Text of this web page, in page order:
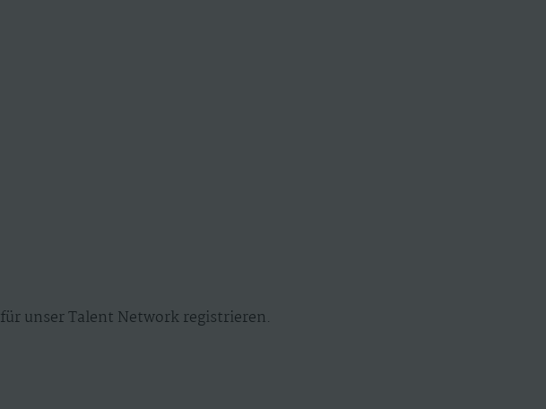
für unser Talent Network registrieren.